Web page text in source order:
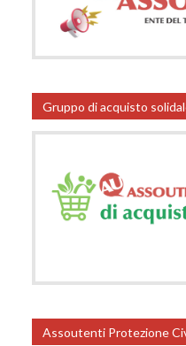
Gruppo di acquisto
Assoutenti Protezione